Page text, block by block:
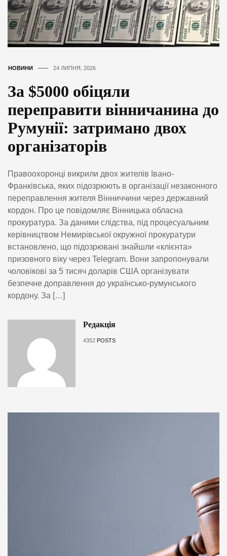
НОВИНИ 24 ЛИПНЯ, 2026
За $5000 обіцяли
переправити вінничанина до
Румунії: затримано двох
організаторів
Правоохоронці викрили двох жителів Івано-
Франківська, яких підозрюють в організації незаконного
переправлення жителя Вінниччини через державний
кордон. Про це повідомляє Вінницька обласна
прокуратура. За даними слідства, під процесуальним
керівництвом Немирівської окружної прокуратури
встановлено, що підозрювані знайшли «клієнта»
призовного віку через Telegram. Вони запропонували
чоловікові за 5 тисяч доларів США організувати
безпечне доправлення до українсько-румунського
кордону. За […]
Редакція
4352 POSTS